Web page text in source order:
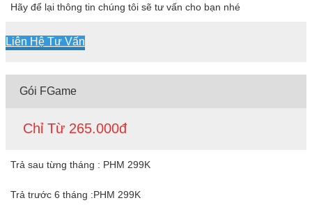
Hãy để lại thông tin chúng tôi sẽ tư vấn cho bạn nhé
Liên Hệ Tư Vấn
Gói FGame
Chỉ Từ 265.000đ
Trả sau từng tháng : PHM 299K
Trả trước 6 tháng :PHM 299K